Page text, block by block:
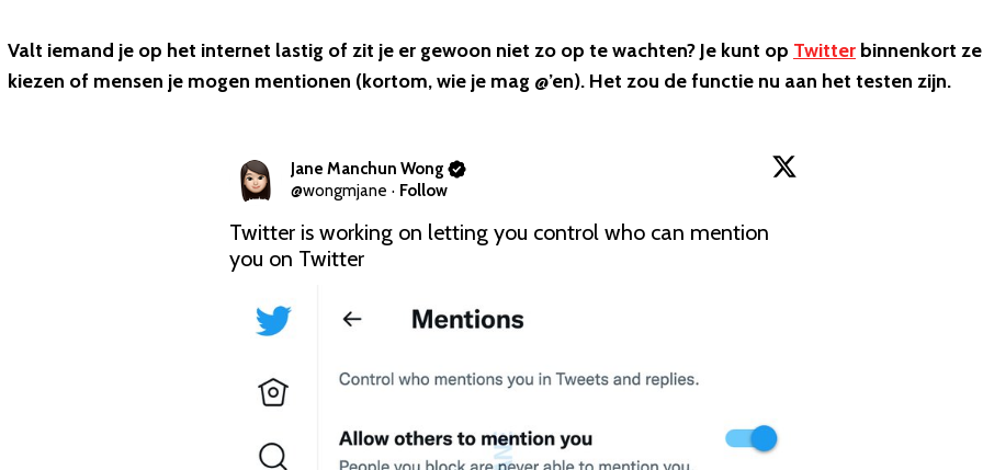
Valt iemand je op het internet lastig of zit je er gewoon niet zo op te wachten? Je kunt op Twitter binnenkort
kiezen of mensen je mogen mentionen (kortom, wie je mag @’en). Het zou de functie nu aan het testen zijn.
Jane Manchun Wong
@wongmjane · Follow
Twitter is working on letting you control who can mention
you on Twitter